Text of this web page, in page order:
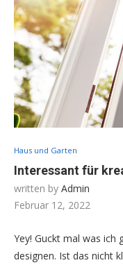
Haus und Garten
Interessant für
written by Admin
Februar 12, 2022
Yey! Guckt mal was ich
designen. Ist das nicht